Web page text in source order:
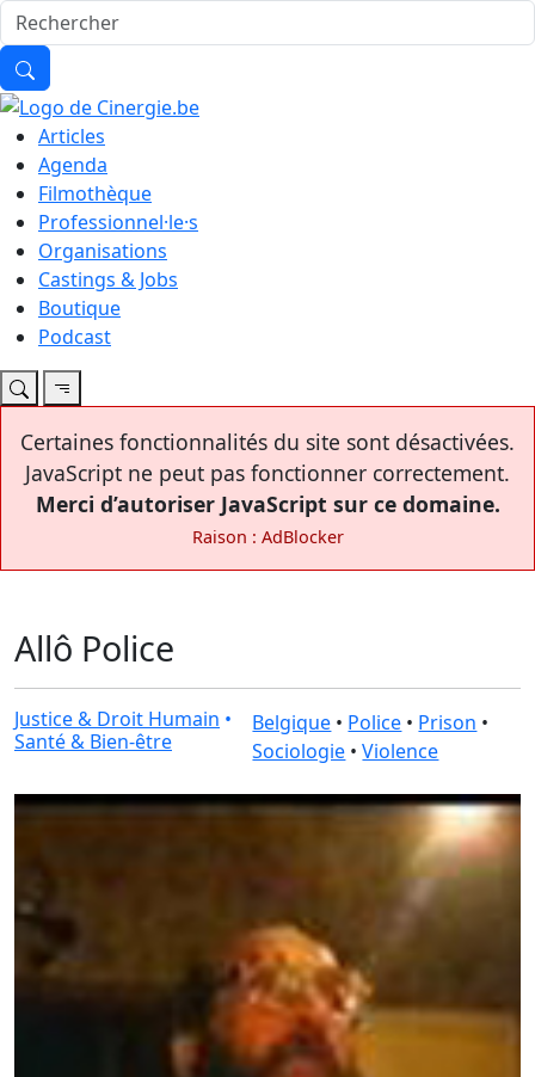
Articles
Agenda
Filmothèque
Professionnel·le·s
Organisations
Castings & Jobs
Boutique
Podcast
Certaines fonctionnalités du site sont désactivées.
JavaScript ne peut pas fonctionner correctement.
Merci d’autoriser JavaScript sur ce domaine.
Raison : AdBlocker
Allô Police
Justice & Droit Humain •
Santé & Bien-être
Belgique • Police • Prison •
Sociologie •Violence